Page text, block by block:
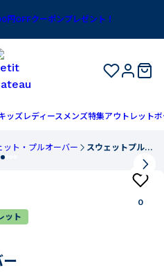
円OFFクーポンプレゼント！
ッズ レディースメンズ特集アウトレットボ
ット・プルオーバー スウェットプルオーバー
0
ット